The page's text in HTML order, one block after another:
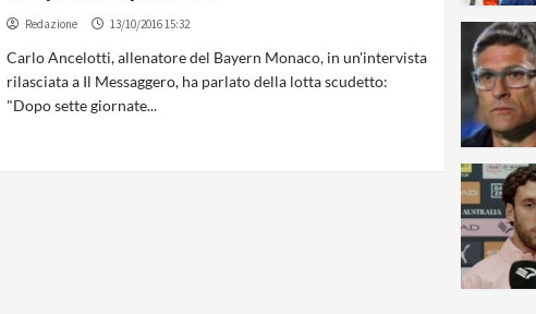
Redazione 13/10/2016 15:32
Carlo Ancelotti, allenatore del Bayern Monaco, in un'intervista
rilasciata a Il Messaggero, ha parlato della lotta scudetto:
"Dopo sette giornate...